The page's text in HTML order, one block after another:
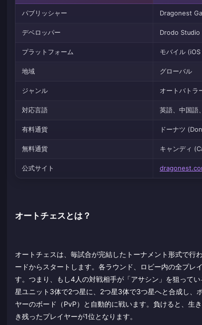
パブリッシャー Dragonest
デベロッパー Drodo Studio
プラットフォーム モバイル
地域 グローバル
ジャンル オートバトラ
対応言語 英語、中国語
有料通貨 ドーナツ
無料通貨 キャンディ
公式サイト
オートチェスとは？
オートチェスは、毎試合が完結したトーナメント形式で
ードからスタートします。各ラウンド、ロビー内の全プレ
す。つまり、もし4人の対戦相手が「アサシン」を狙って
星ユニット3体で2つ星に、2つ星3体で3つ星へと合成し、
ヤーのボード（PvP）と自動的に戦います。負けると、生
き残ったプレイヤーが1位となります。